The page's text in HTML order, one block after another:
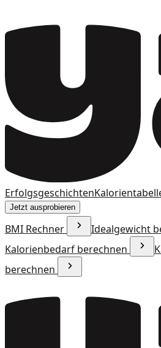
Erfolgsgeschichten
Jetzt ausprobieren
BMI Rechner
Idealgewicht
Kalorienbedarf berechnen
berechnen